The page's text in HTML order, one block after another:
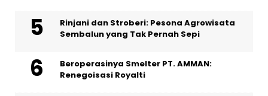
Rinjani dan Stroberi: Pesona Agrowisata
Sembalun yang Tak Pernah Sepi
Beroperasinya Smelter PT. AMMAN:
Renegoisasi Royalti